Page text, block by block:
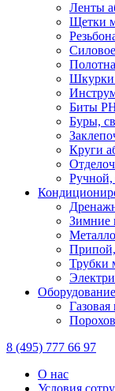
Ленты
Щетки
Шкурки
Биты
Буры,
Круги
Ручной,
Зимние
Трубки
8 (495) 777 66 97
О нас
Условия